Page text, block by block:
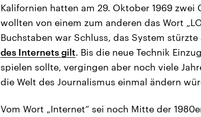
Kalifornien hatten am 29. Oktober 1969
wollten von einem zum anderen das Wort
Buchstaben war Schluss, das System stürzte
des Internets gilt. Bis die neue Technik
spielen sollte, vergingen aber noch viele
die Welt des Journalismus einmal ändern
Vom Wort „Internet“ sei noch Mitte der